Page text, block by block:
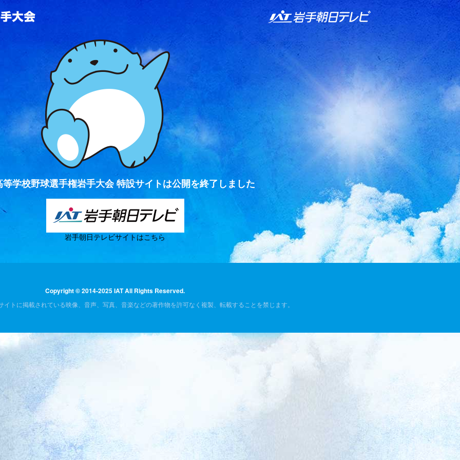
IAT 岩手朝日テレビ
等学校野球選手権岩手大会 特設サイトは公開を終了しました
岩手朝日テレビサイトはこちら
Copyright © 2014-2025 IAT All Rights Reserved.
イトに掲載されている映像、音声、写真、音楽などの著作物を許可なく複製、転載することを禁じます。